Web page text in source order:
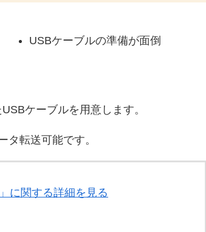
USBケーブルの準備が面倒
ケーブルを用意します。
タ転送可能です。
に関する詳細を見る